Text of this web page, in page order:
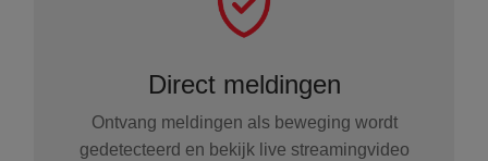
Direct meldingen
Ontvang meldingen als beweging wordt
gedetecteerd en bekijk live streamingvideo